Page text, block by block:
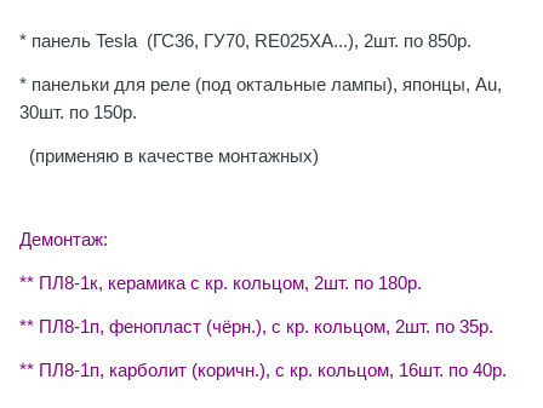
* панель Tesla (ГС36, ГУ70, RE025XA...), 2шт. по 850р.
* панельки для реле (под октальные лампы), японцы, Au,
30шт. по 150р.
(применяю в качестве монтажных)
Демонтаж:
** ПЛ8-1к, керамика с кр. кольцом, 2шт. по 180р.
** ПЛ8-1п, фенопласт (чёрн.), с кр. кольцом, 2шт. по 35р.
** ПЛ8-1п, карболит (коричн.), с кр. кольцом, 16шт. по 40р.